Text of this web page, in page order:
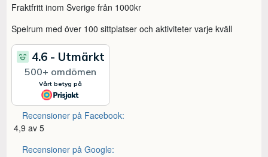
Fraktfritt inom Sverige från 1000kr
Spelrum med över 100 sittplatser och aktiviteter varje kväll
Recensioner på Facebook:
4,9 av 5
Recensioner på Google: